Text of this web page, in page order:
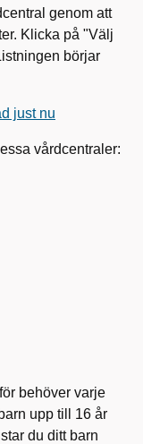
genom att
Klicka på "Välj
börjar
just nu
vårdcentraler:
behöver varje
upp till 16 år
du ditt barn